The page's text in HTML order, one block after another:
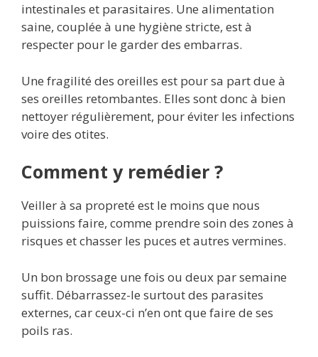
intestinales et parasitaires. Une alimentation
saine, couplée à une hygiène stricte, est à
respecter pour le garder des embarras.
Une fragilité des oreilles est pour sa part due à
ses oreilles retombantes. Elles sont donc à bien
nettoyer régulièrement, pour éviter les infections
voire des otites.
Comment y remédier ?
Veiller à sa propreté est le moins que nous
puissions faire, comme prendre soin des zones à
risques et chasser les puces et autres vermines.
Un bon brossage une fois ou deux par semaine
suffit. Débarrassez-le surtout des parasites
externes, car ceux-ci n’en ont que faire de ses
poils ras.